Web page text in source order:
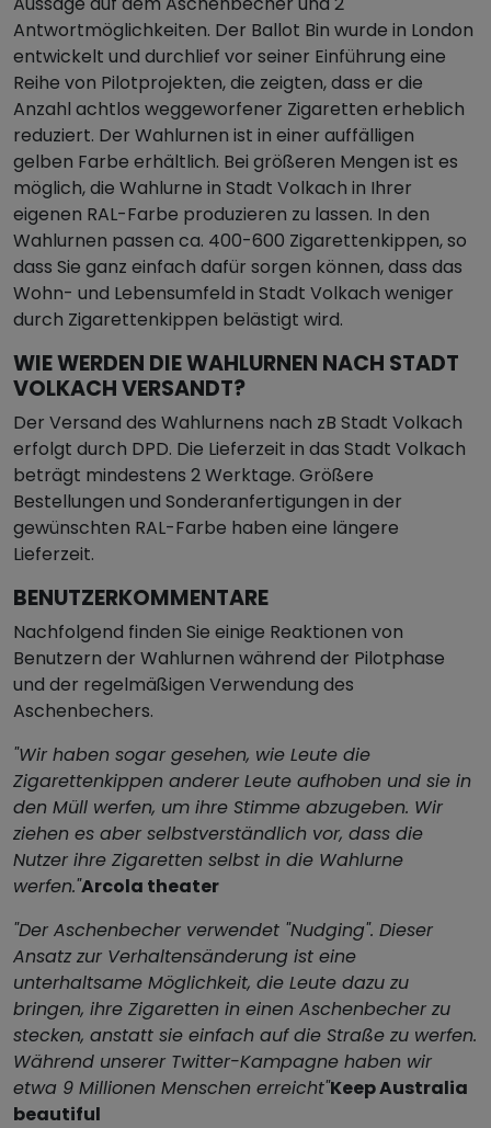
Antwortmöglichkeiten. Der Ballot Bin wurde in London
entwickelt und durchlief vor seiner Einführung eine
Reihe von Pilotprojekten, die zeigten, dass er die
Anzahl achtlos weggeworfener Zigaretten erheblich
reduziert. Der Wahlurnen ist in einer auffälligen
gelben Farbe erhältlich. Bei größeren Mengen ist es
möglich, die Wahlurne in Stadt Volkach in Ihrer
eigenen RAL-Farbe produzieren zu lassen. In den
Wahlurnen passen ca. 400-600 Zigarettenkippen, so
dass Sie ganz einfach dafür sorgen können, dass das
Wohn- und Lebensumfeld in Stadt Volkach weniger
durch Zigarettenkippen belästigt wird.
WIE WERDEN DIE WAHLURNEN NACH STADT
VOLKACH VERSANDT?
Der Versand des Wahlurnens nach zB Stadt Volkach
erfolgt durch DPD. Die Lieferzeit in das Stadt Volkach
beträgt mindestens 2 Werktage. Größere
Bestellungen und Sonderanfertigungen in der
gewünschten RAL-Farbe haben eine längere
Lieferzeit.
BENUTZERKOMMENTARE
Nachfolgend finden Sie einige Reaktionen von
Benutzern der Wahlurnen während der Pilotphase
und der regelmäßigen Verwendung des
Aschenbechers.
"Wir haben sogar gesehen, wie Leute die
Zigarettenkippen anderer Leute aufhoben und sie in
den Müll werfen, um ihre Stimme abzugeben. Wir
ziehen es aber selbstverständlich vor, dass die
Nutzer ihre Zigaretten selbst in die Wahlurne
werfen."Arcola theater
"Der Aschenbecher verwendet "Nudging". Dieser
Ansatz zur Verhaltensänderung ist eine
unterhaltsame Möglichkeit, die Leute dazu zu
bringen, ihre Zigaretten in einen Aschenbecher zu
stecken, anstatt sie einfach auf die Straße zu werfen.
Während unserer Twitter-Kampagne haben wir
etwa 9 Millionen Menschen erreicht"Keep Australia
beautiful